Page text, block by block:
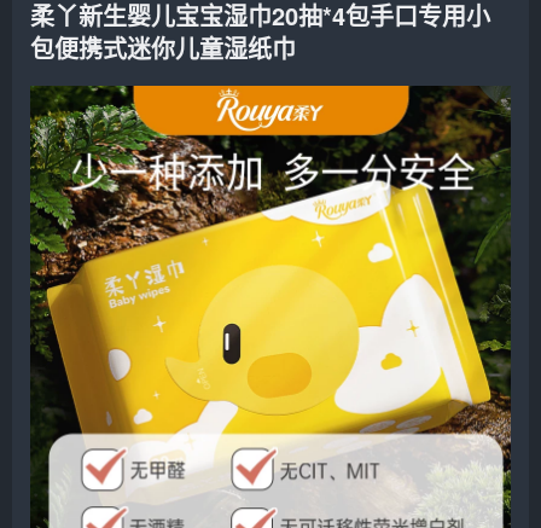
柔丫新生婴儿宝宝湿巾20抽*4包手口专用小
包便携式迷你儿童湿纸巾